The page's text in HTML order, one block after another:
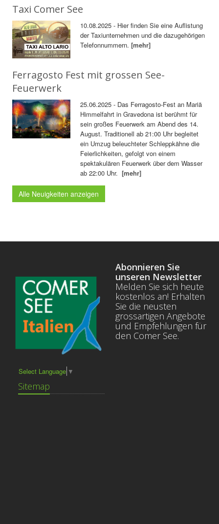
Taxi Comer See
10.08.2025 - Hier finden Sie eine Auflistung
der Taxiunternehmen und die dazugehörigen
Telefonnummern.[mehr]
Ferragosto Fest mit grossen See-
Feuerwerk
25.06.2025 - Das Ferragosto-Fest an Mariä
Himmelfahrt in Gravedona ist berühmt für
sein großes Feuerwerk am Abend des 14.
August. Traditionell ab 21:00 Uhr begleitet
ein Umzug beleuchteter Schleppkähne die
Feierlichkeiten, gefolgt von einem
spektakulären Feuerwerk über dem Wasser
ab 22:00 Uhr.[mehr]
Alle Neuigkeiten anzeigen
Select Language ▼
Sitemap
Abonnieren Sie
unseren Newsletter
Melden Sie sich heute
kostenlos an! Erhalten
Sie die neusten
grossartigen Angebote
und Empfehlungen für
den Comer See.